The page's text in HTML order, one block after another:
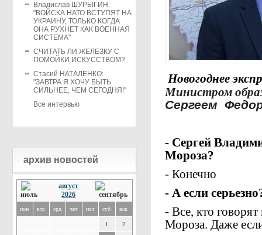
Владислав ШУРЫГИН:
"ВОЙСКА НАТО ВСТУПЯТ НА
УКРАИНУ, ТОЛЬКО КОГДА
ОНА РУХНЕТ КАК ВОЕННАЯ
СИСТЕМА"
СЧИТАТЬ ЛИ ЖЕЛЕЗКУ С
ПОМОЙКИ ИСКУССТВОМ?
Стасий НАТАЛЕНКО:
"ЗАВТРА Я ХОЧУ БЫТЬ
СИЛЬНЕЕ, ЧЕМ СЕГОДНЯ!"
Все интервью
архив новостей
август
2026
пон втр срд чет пят суб вск
1 2
Новогоднее
Министром
Сергеем
- Сергей
Мороза?
- Конечно
- А если
- Все, кто
Мороза. Даже